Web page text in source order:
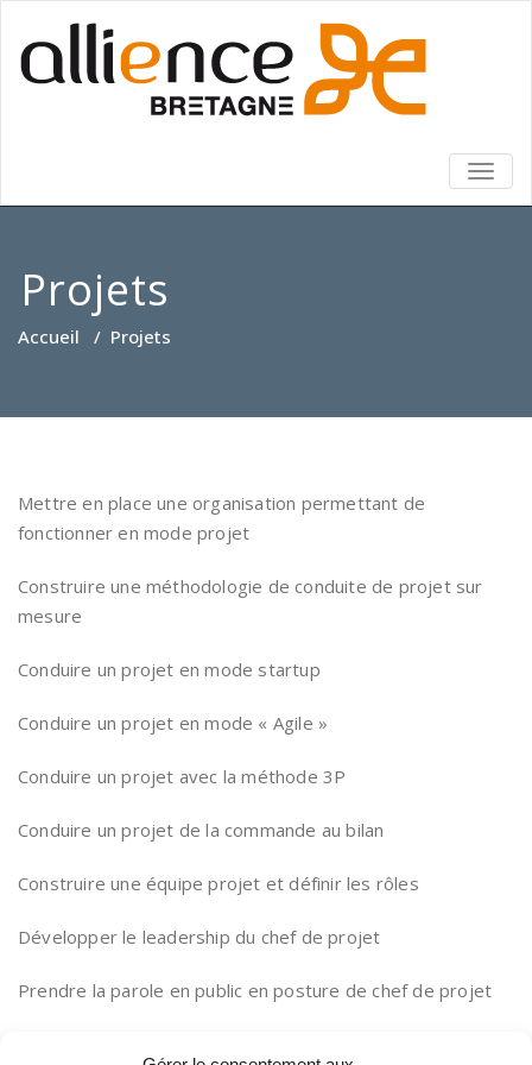
Projets
Accueil / Projets
Mettre en place une organisation permettant de
fonctionner en mode projet
Construire une méthodologie de conduite de projet sur
mesure
Conduire un projet en mode startup
Conduire un projet en mode « Agile »
Conduire un projet avec la méthode 3P
Conduire un projet de la commande au bilan
Construire une équipe projet et définir les rôles
Développer le leadership du chef de projet
Prendre la parole en public en posture de chef de projet